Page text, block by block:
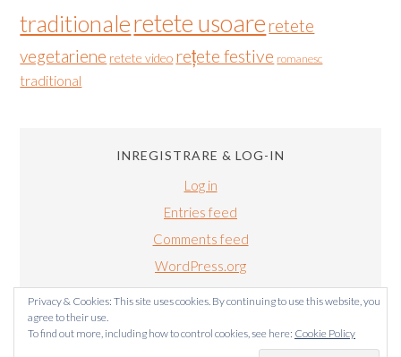
traditionaleretete usoare retete
vegetariene retete video rețete festive romanesc
traditional
INREGISTRARE & LOG-IN
Log in
Entries feed
Comments feed
WordPress.org
Privacy & Cookies: This site uses cookies. By continuing to use this website, you
agree to their use.
To find out more, including how to control cookies, see here: Cookie Policy